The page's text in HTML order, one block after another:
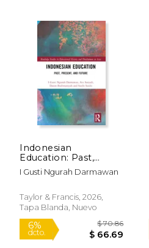
6%
dcto.
Indonesian
Education: Past,
Present, and Future
(en Inglés)
I Gusti Ngurah Darmawan
Taylor & Francis, 2026,
Tapa Blanda, Nuevo